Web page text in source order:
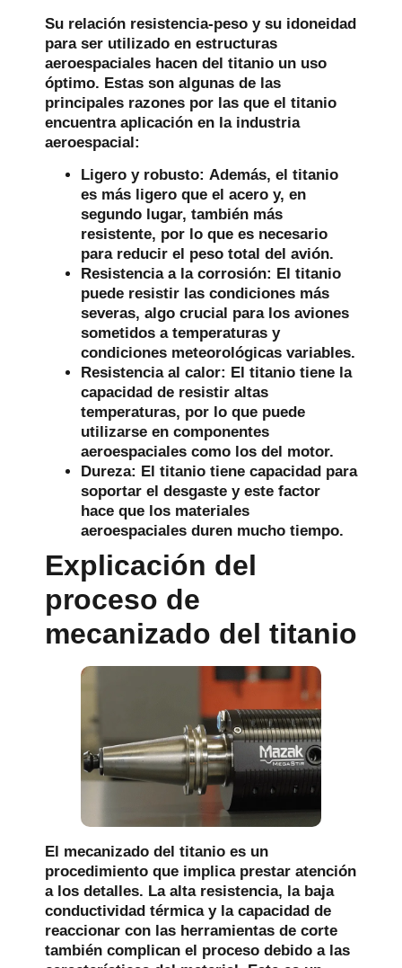
Su relación resistencia-peso y su idoneidad
para ser utilizado en estructuras
aeroespaciales hacen del titanio un uso
óptimo. Estas son algunas de las
principales razones por las que el titanio
encuentra aplicación en la industria
aeroespacial:
Ligero y robusto: Además, el titanio
es más ligero que el acero y, en
segundo lugar, también más
resistente, por lo que es necesario
para reducir el peso total del avión.
Resistencia a la corrosión: El titanio
puede resistir las condiciones más
severas, algo crucial para los aviones
sometidos a temperaturas y
condiciones meteorológicas variables.
Resistencia al calor: El titanio tiene la
capacidad de resistir altas
temperaturas, por lo que puede
utilizarse en componentes
aeroespaciales como los del motor.
Dureza: El titanio tiene capacidad para
soportar el desgaste y este factor
hace que los materiales
aeroespaciales duren mucho tiempo.
Explicación del
proceso de
mecanizado del titanio
El mecanizado del titanio es un
procedimiento que implica prestar atención
a los detalles. La alta resistencia, la baja
conductividad térmica y la capacidad de
reaccionar con las herramientas de corte
también complican el proceso debido a las